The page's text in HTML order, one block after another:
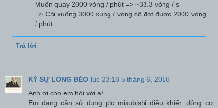
Muốn quay 2000 vòng / phút => ~33.3 vòng / s
=> Cài xuống 3000 xung / vòng sẽ đạt được 2000 vòng
/ phút
Trả lời
KÝ SỰ LONG BÉO lúc 23:18 5 tháng 6, 2016
Anh ơi cho em hỏi với ạ!
Em đang cần sử dụng plc misubishi điều khiển động cơ